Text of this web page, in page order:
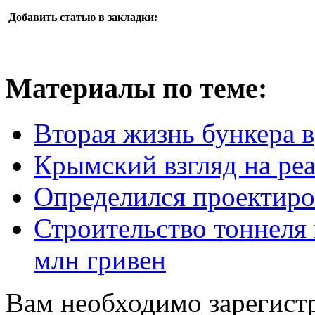
Добавить статью в закладки:
Материалы по теме:
Вторая жизнь бункера
Крымский взгляд на
Определился
Строительство
млн гривен
Вам необходимо